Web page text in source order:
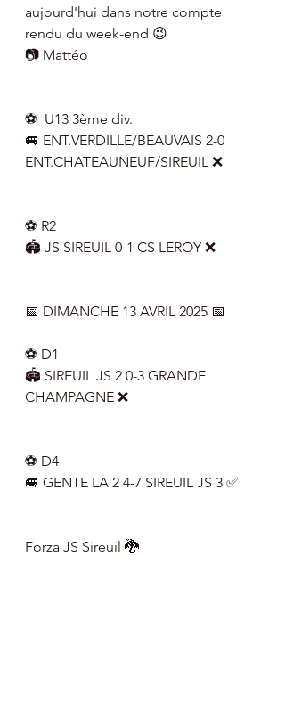
aujourd'hui dans notre compte
rendu du week-end 😉
📷 Mattéo
⚽  U13 3ème div.
🚐 ENT.VERDILLE/BEAUVAIS 2-0
ENT.CHATEAUNEUF/SIREUIL ❌
⚽ R2
🏟 JS SIREUIL 0-1 CS LEROY ❌
📅 DIMANCHE 13 AVRIL 2025 📅
⚽ D1
🏟 SIREUIL JS 2 0-3 GRANDE
CHAMPAGNE ❌
⚽ D4
🚐 GENTE LA 2 4-7 SIREUIL JS 3 ✅
Forza JS Sireuil 🐉